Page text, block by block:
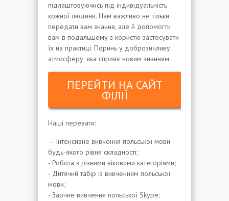
підлаштовуючись під індивідуальність
кожної людини. Нам важливо не тільки
передати вам знання, але й допомогти
вам в подальшому з користю застосувати
їх на практиці. Поринь у доброзичливу
атмосферу, яка сприяє новим знанням.
ПЕРЕЙТИ НА САЙТ
ФІЛІЇ
Наші переваги:
— Інтенсивне вивчення польської мови
будь-якого рівня складності;
- Робота з різними віковими категоріями;
- Дитячий табір із вивченням польської
мови;
- Заочне вивчення польської Skype;